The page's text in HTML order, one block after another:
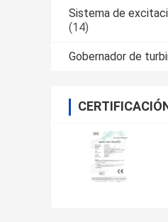
Sistema de
(14)
Gobernador de